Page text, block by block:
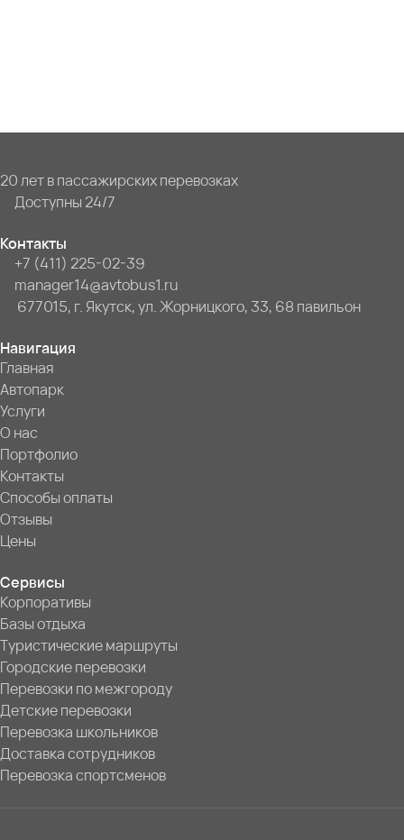
20 лет в пассажирских перевозках
Доступны 24/7
Контакты
+7 (411) 225-02-39
manager14@avtobus1.ru
677015, г. Якутск, ул. Жорницкого, 33, 68 павильон
Навигация
Главная
Автопарк
Услуги
О нас
Портфолио
Контакты
Способы оплаты
Отзывы
Цены
Сервисы
Корпоративы
Базы отдыха
Туристические маршруты
Городские перевозки
Перевозки по межгороду
Детские перевозки
Перевозка школьников
Доставка сотрудников
Перевозка спортсменов